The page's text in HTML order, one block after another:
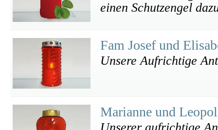
einen Schutzengel
Fam Josef und
Unsere Aufrichtige
Marianne und